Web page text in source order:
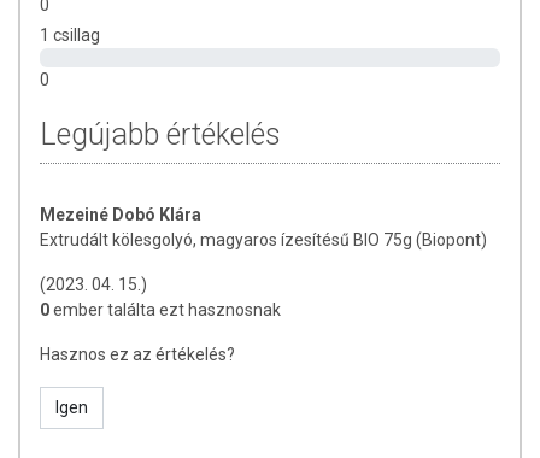
Forgalmazza:
hogy naprakészek legyenek. Szeretnénk felhívni azonban a figyelmet,
hogy ennek ellenére a webshopon szereplő adatok (beleértve a
természetéből adódóan. A friss, aktuális információkat a termékek
csomagolásán találják meg.
0
1 csillag
0
Legújabb értékelés
Mezeiné Dobó Klára
Extrudált kölesgolyó, magyaros ízesítésű BIO 75g (Biopont)
(2023. 04. 15.)
0ember találta ezt hasznosnak
Hasznos ez az értékelés?
Igen